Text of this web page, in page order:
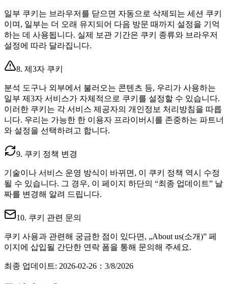
일부 쿠키는 브라우저를 닫으면 자동으로 삭제되는 세션 쿠키
이며, 일부는 더 오래 유지되어 다음 방문 때까지 설정을 기억
하는 데 사용됩니다. 실제 보관 기간은 쿠키 종류와 브라우저
설정에 따라 달라집니다.
8. 제3자 쿠키
분석 도구나 외부에서 불러오는 콘텐츠 등, 우리가 사용하는
일부 제3자 서비스가 자체적으로 쿠키를 설정할 수 있습니다.
이러한 쿠키는 각 서비스 제공자의 개인정보 처리방침을 따릅
니다. 우리는 가능한 한 이용자 프라이버시를 존중하는 파트너
와 설정을 선택하려고 합니다.
9. 쿠키 정책 변경
기술이나 서비스 운영 방식이 바뀌면, 이 쿠키 정책 역시 수정
될 수 있습니다. 그 경우, 이 페이지 하단의 “최종 업데이트” 날
짜를 변경해 알려 드립니다.
10. 쿠키 관련 문의
쿠키 사용과 관련해 궁금한 점이 있다면, „About us(소개)” 페
이지에 삽입될 간단한 연락 폼을 통해 문의해 주세요.
최종 업데이트: 2026-02-26 ： 3/8/2026